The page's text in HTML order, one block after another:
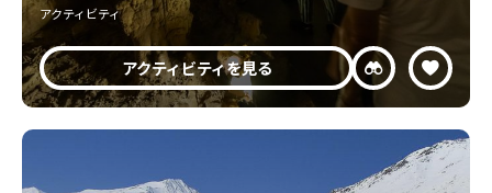
アクティビティ
アクティビティを見る